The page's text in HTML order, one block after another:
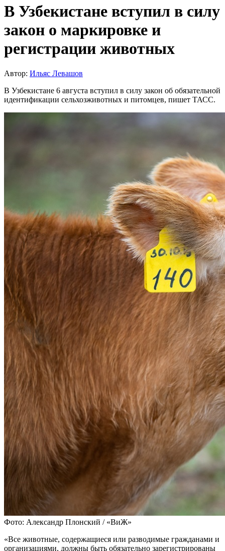
В Узбекистане вступил в силу
закон о маркировке и
регистрации животных
Автор: Ильяс Левашов
В Узбекистане 6 августа вступил в силу закон об обязательной
идентификации сельхозживотных и питомцев, пишет ТАСС.
Фото: Александр Плонский / «ВиЖ»
«Все животные, содержащиеся или разводимые гражданами и
организациями, должны быть обязательно зарегистрированы